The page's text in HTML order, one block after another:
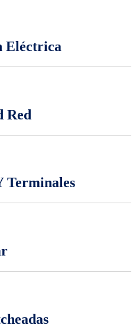
Eléctrica
Red
Terminales